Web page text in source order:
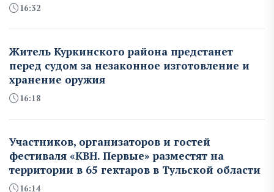
16:32
Житель Куркинского района предстанет
перед судом за незаконное изготовление и
хранение оружия
16:18
Участников, организаторов и гостей
фестиваля «КВН. Первые» разместят на
территории в 65 гектаров в Тульской области
16:14